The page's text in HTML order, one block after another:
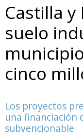
Castilla
suelo
cinco
Los proyectos
una financiación
subvencionable